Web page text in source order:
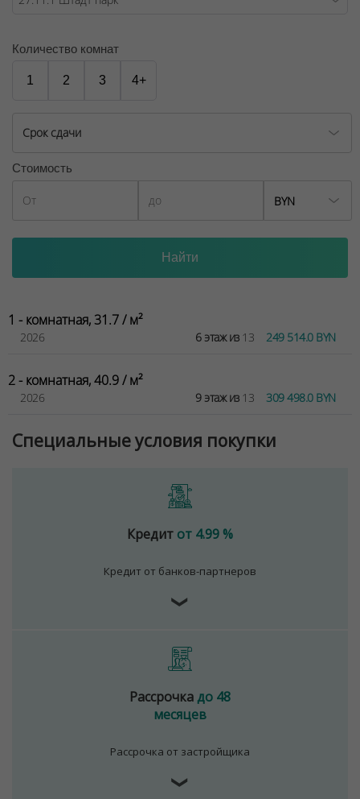
Количество комнат
1 2 3 4+
Срок сдачи
Стоимость
BYN
1 - комнатная, 31.7 / м²
2026 6 этаж из13 249 514.0 BYN
2 - комнатная, 40.9 / м²
2026 9 этаж из13 309 498.0 BYN
Специальные условия покупки
Кредит от 4.99 %
Кредит от банков-партнеров
❯
Рассрочкадо 48
месяцев
Рассрочка от застройщика
❯